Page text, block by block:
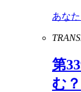
あな
第
む？